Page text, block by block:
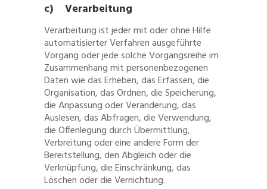
c) Verarbeitung
Verarbeitung ist jeder mit oder ohne Hilfe
automatisierter Verfahren ausgeführte
Vorgang oder jede solche Vorgangsreihe im
Zusammenhang mit personenbezogenen
Daten wie das Erheben, das Erfassen, die
Organisation, das Ordnen, die Speicherung,
die Anpassung oder Veränderung, das
Auslesen, das Abfragen, die Verwendung,
die Offenlegung durch Übermittlung,
Verbreitung oder eine andere Form der
Bereitstellung, den Abgleich oder die
Verknüpfung, die Einschränkung, das
Löschen oder die Vernichtung.